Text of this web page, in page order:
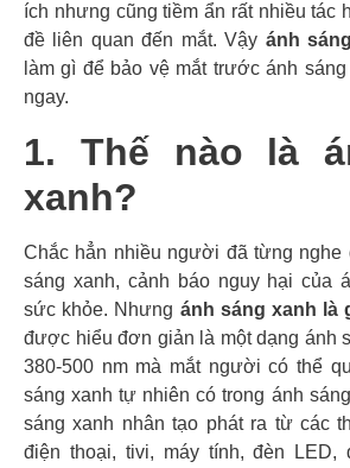
ích nhưng cũng tiềm ẩn rất nhiều tác
đề liên quan đến mắt. Vậy ánh
làm gì để bảo vệ mắt trước ánh
ngay.
1. Thế nào là
xanh?
Chắc hẳn nhiều người đã từng nghe
sáng xanh, cảnh báo nguy hại của
sức khỏe. Nhưng ánh sáng xanh là
được hiểu đơn giản là một dạng ánh
380-500 nm mà mắt người có thể
sáng xanh tự nhiên có trong ánh
sáng xanh nhân tạo phát ra từ các
điện thoại, tivi, máy tính, đèn LED,